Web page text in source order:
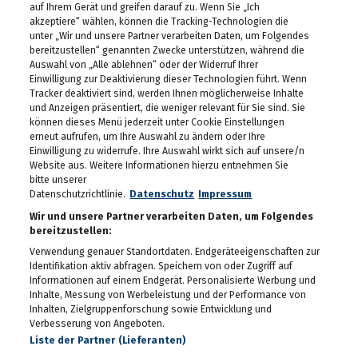
23.04.2026
3. Annenfrühstück bei
Cookina
22.04.2026
Maturaball.info Brunch
2026
17.04.2026
Aktionstag am
Hauptplatz: Graz bekam
wieder Rat vom Notariat
Palm Springs in Graz:
die Hofsaison
16.04.2026
Spatenstich für den
neuen Bildungscampus in
Seiersberg
13.04.2026
auf Ihrem Gerät und greifen darauf zu. Wenn Sie „Ich
akzeptiere“ wählen, können die Tracking-Technologien die
unter „Wir und unsere Partner verarbeiten Daten, um Folgendes
bereitzustellen“ genannten Zwecke unterstützen, während die
Auswahl von „Alle ablehnen“ oder der Widerruf Ihrer
Einwilligung zur Deaktivierung dieser Technologien führt. Wenn
Tracker deaktiviert sind, werden Ihnen möglicherweise Inhalte
und Anzeigen präsentiert, die weniger relevant für Sie sind. Sie
können dieses Menü jederzeit unter Cookie Einstellungen
erneut aufrufen, um Ihre Auswahl zu ändern oder Ihre
Einwilligung zu widerrufe. Ihre Auswahl wirkt sich auf unsere/n
Website aus. Weitere Informationen hierzu entnehmen Sie
bitte unserer
Datenschutzrichtlinie.
Datenschutz
Impressum
Wir und unsere Partner verarbeiten Daten, um Folgendes
bereitzustellen:
Verwendung genauer Standortdaten. Endgeräteeigenschaften zur
Identifikation aktiv abfragen. Speichern von oder Zugriff auf
Informationen auf einem Endgerät. Personalisierte Werbung und
Inhalte, Messung von Werbeleistung und der Performance von
Inhalten, Zielgruppenforschung sowie Entwicklung und
Verbesserung von Angeboten.
Liste der Partner (Lieferanten)